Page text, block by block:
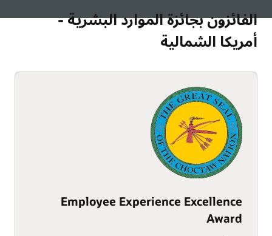
الفائزون بجائزة الموارد البشرية -
أمريكا الشمالية
Employee Experience Excellence
Award